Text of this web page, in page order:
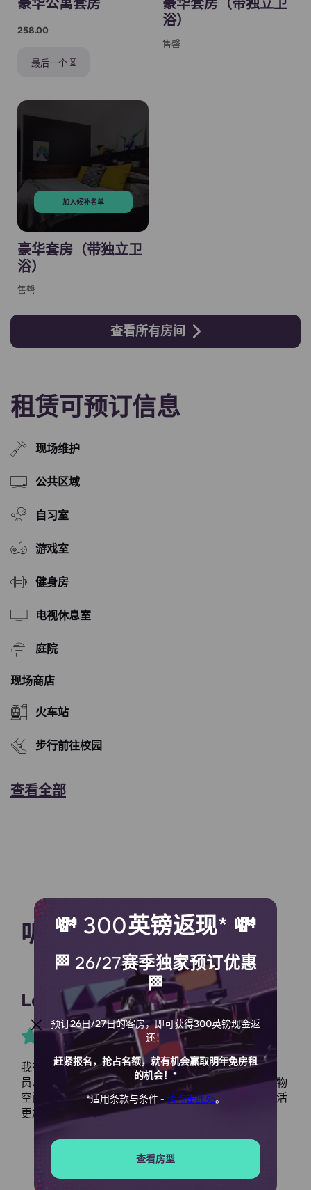
💸 300英镑返现* 💸
🏁 26/27赛季独家预订优惠
🏁
预订26日/27日的客房，即可获得300英镑现金返
还！
赶紧报名，抢占名额，就有机会赢取明年免房租
的机会！*
*适用条款与条件 - 请点击此处。
查看房型
258.00
最后一个 ⏳
浴）
售罄
加入候补名单
豪华套房（带独立卫
浴）
售罄
查看所有房间
租赁可预订信息
现场维护
公共区域
自习室
游戏室
健身房
电视休息室
庭院
现场商店
火车站
步行前往校园
查看全部
听听我们的居民怎么说
Lauren H
我在这里住了一年，非常喜欢。这里有友好的工作人
员、现代化的房型、快速的无线网络连接和大量的储物
空间。这里还经常举办小型活动。这让我在这里的生活
更加美好。我非常喜欢这里！